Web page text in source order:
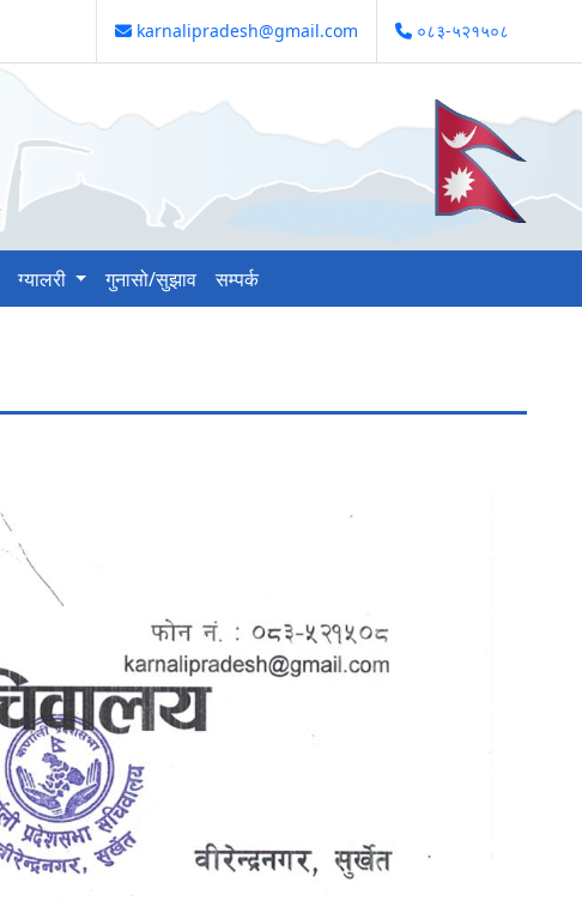
karnalipradesh@gmail.com ०८३-५२१५०८
ग्यालरी गुनासो/सुझाव सम्पर्क